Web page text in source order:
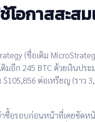
โอกาสสะส
(ชื่อเดิม
มอีก 245 BTCด้วยเงินปร
$105,856 ต่อเหรียญ (ราว
ซื้อรอบก่อนหน้าที่เคยซัดห